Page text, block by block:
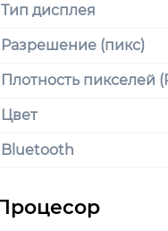
Тип дисплея
Разрешение (пикс)
Плотность пикселей
Цвет
Bluetooth